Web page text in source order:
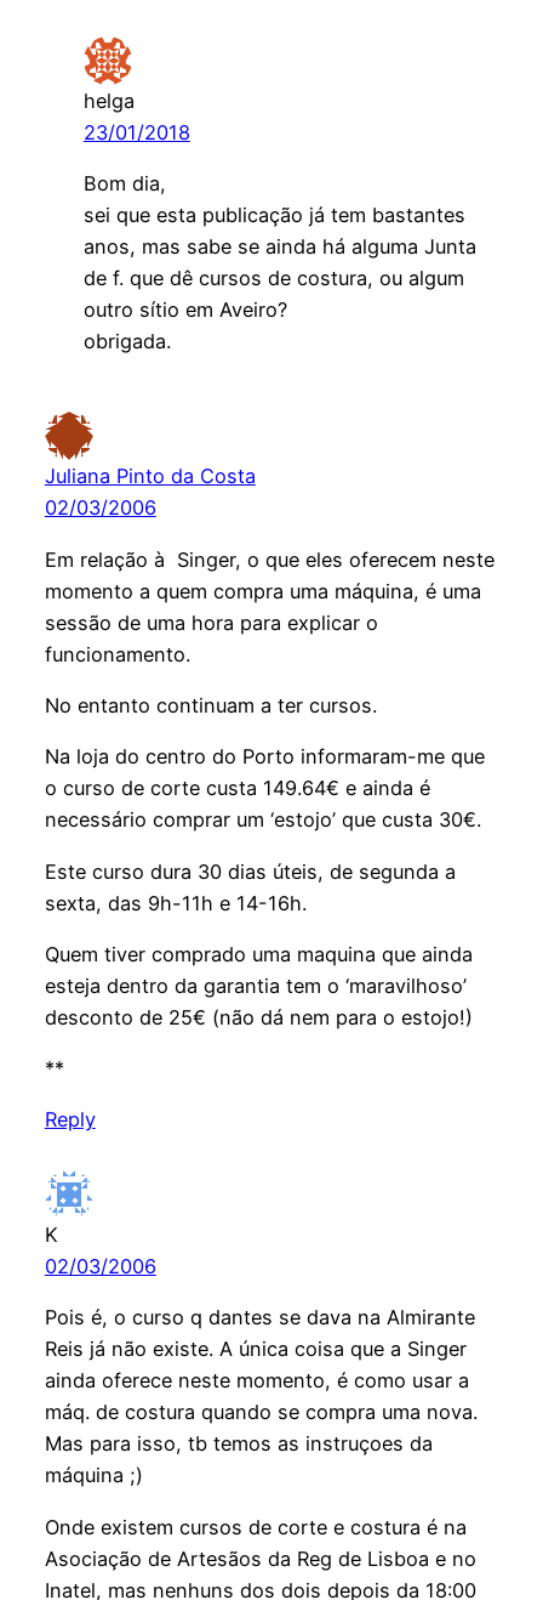
helga
23/01/2018
Bom dia,
sei que esta publicação já tem bastantes
anos, mas sabe se ainda há alguma Junta
de f. que dê cursos de costura, ou algum
outro sítio em Aveiro?
obrigada.
Juliana Pinto da Costa
02/03/2006
Em relação à Singer, o que eles oferecem neste
momento a quem compra uma máquina, é uma
sessão de uma hora para explicar o
funcionamento.
No entanto continuam a ter cursos.
Na loja do centro do Porto informaram-me que
o curso de corte custa 149.64€ e ainda é
necessário comprar um ‘estojo’ que custa 30€.
Este curso dura 30 dias úteis, de segunda a
sexta, das 9h-11h e 14-16h.
Quem tiver comprado uma maquina que ainda
esteja dentro da garantia tem o ‘maravilhoso’
desconto de 25€ (não dá nem para o estojo!)
**
Reply
K
02/03/2006
Pois é, o curso q dantes se dava na Almirante
Reis já não existe. A única coisa que a Singer
ainda oferece neste momento, é como usar a
máq. de costura quando se compra uma nova.
Mas para isso, tb temos as instruçoes da
máquina ;)
Onde existem cursos de corte e costura é na
Asociação de Artesãos da Reg de Lisboa e no
Inatel, mas nenhuns dos dois depois da 18:00